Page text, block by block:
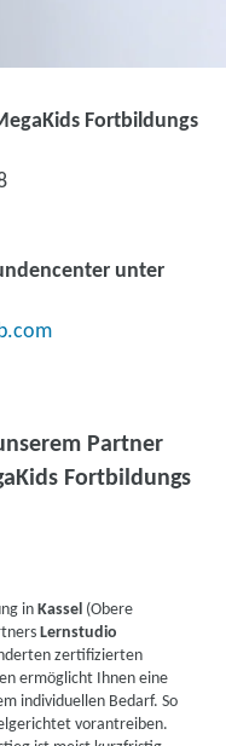
Partner
Fortbildungs
Fortbildungs
unter
inKassel (Obere
Lernstudio
zertifizierten
ermöglicht Ihnen eine
individuellen Bedarf. So
vorantreiben.